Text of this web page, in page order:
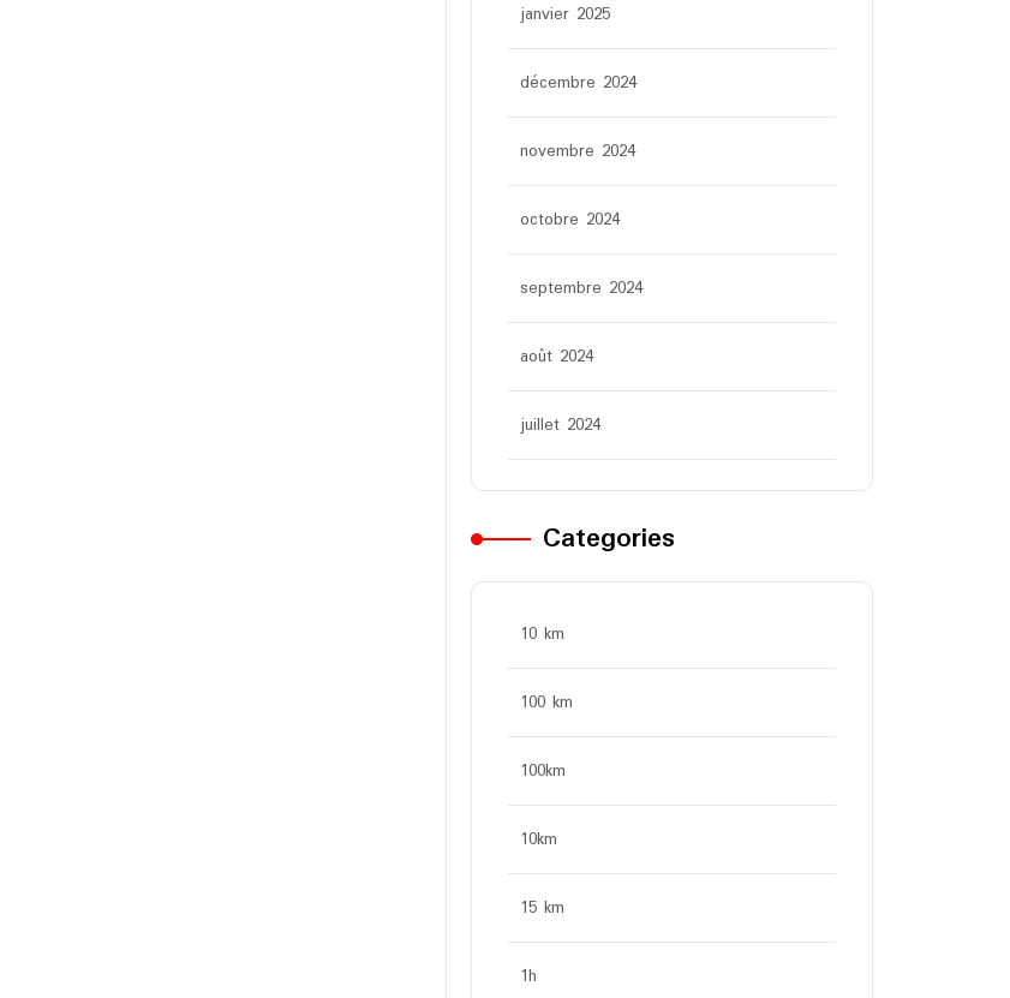
janvier 2025
décembre 2024
novembre 2024
octobre 2024
septembre 2024
août 2024
juillet 2024
Categories
10 km
100 km
100km
10km
15 km
1h